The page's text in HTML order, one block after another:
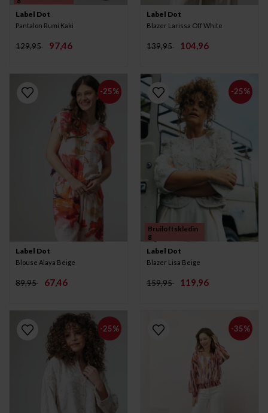
Label Dot
Pantalon Rumi Kaki
129,95 97,46
Label Dot
Blazer Larissa Off White
139,95 104,96
-25%
Label Dot
Blouse Alaya Beige
89,95 67,46
-25%
Bruiloftskledin
g
Label Dot
Blazer Lisa Beige
159,95 119,96
-25% -35%